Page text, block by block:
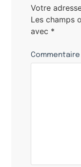
Votre
Les champs
avec *
Commentaire